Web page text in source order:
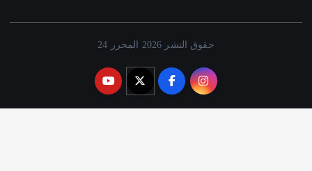
حقوق النشر 2026 المحرر 24